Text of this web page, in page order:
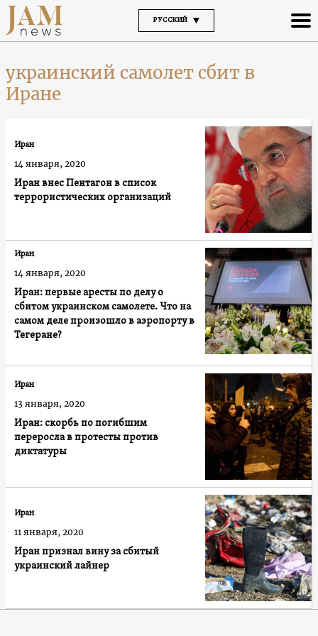
РУССКИЙ
украинский самолет сбит в
Иране
Иран внес Пентагон в список
террористических организаций
Иран
14 января, 2020
Иран: первые аресты по делу о
сбитом украинском самолете. Что на
самом деле произошло в аэропорту в
Тегеране?
Иран
14 января, 2020
Иран: скорбь по погибшим
переросла в протесты против
диктатуры
Иран
13 января, 2020
Иран признал вину за сбитый
украинский лайнер
Иран
11 января, 2020